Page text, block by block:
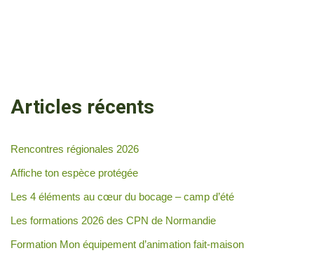
Articles récents
Rencontres régionales 2026
Affiche ton espèce protégée
Les 4 éléments au cœur du bocage – camp d’été
Les formations 2026 des CPN de Normandie
Formation Mon équipement d’animation fait-maison